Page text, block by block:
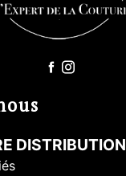
DISTRIBUTION